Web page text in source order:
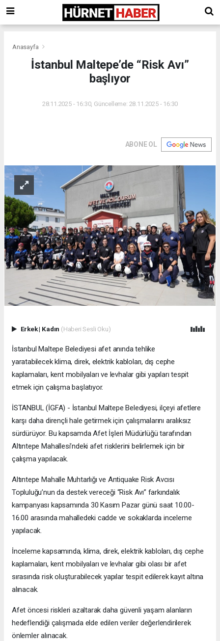
Anasayfa
İstanbul Maltepe’de “Risk Avı”
başlıyor
28.11.2025 - 16:30, Güncelleme: 28.11.2025 - 16:30
ABONE OL
Erkek| Kadın (Haberi Sesli Oku)
İstanbul Maltepe Belediyesi afet anında tehlike
yaratabilecek klima, direk, elektrik kabloları, dış cephe
kaplamaları, kent mobilyaları ve levhalar gibi yapıları tespit
etmek için çalışma başlatıyor.
İSTANBUL (İGFA) - İstanbul Maltepe Belediyesi, ilçeyi afetlere
karşı daha dirençli hale getirmek için çalışmalarını aralıksız
sürdürüyor. Bu kapsamda Afet İşleri Müdürlüğü tarafından
Altıntepe Mahallesi’ndeki afet risklerini belirlemek için bir
çalışma yapılacak.
Altıntepe Mahalle Muhtarlığı ve Antiquake Risk Avcısı
Topluluğu’nun da destek vereceği “Risk Avı” farkındalık
kampanyası kapsamında 30 Kasım Pazar günü saat 10.00-
16.00 arasında mahalledeki cadde ve sokaklarda inceleme
yapılacak.
İnceleme kapsamında, klima, direk, elektrik kabloları, dış cephe
kaplamaları, kent mobilyaları ve levhalar gibi olası bir afet
sırasında risk oluşturabilecek yapılar tespit edilerek kayıt altına
alınacak.
Afet öncesi riskleri azaltarak daha güvenli yaşam alanların
hedeflendiği çalışmada elde edilen veriler değerlendirilerek
önlemler alınacak.